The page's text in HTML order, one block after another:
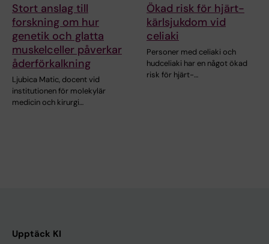
Stort anslag till
forskning om hur
genetik och glatta
muskelceller påverkar
åderförkalkning
Ljubica Matic, docent vid
institutionen för molekylär
medicin och kirurgi…
Ökad risk för hjärt-
kärlsjukdom vid
celiaki
Personer med celiaki och
hudceliaki har en något ökad
risk för hjärt-…
Upptäck KI